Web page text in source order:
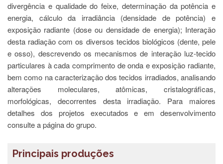
Comissão
de
Pós-
graduação
Defesas
Diplomas
Disponíveis
Editais
Formulários
Histórico
Normas
divergência e qualidade do feixe, determinação da potência e
energia, cálculo da irradiância (densidade de potência) e
exposição radiante (dose ou densidade de energia); Interação
desta radiação com os diversos tecidos biológicos (dente, pele
e osso), descrevendo os mecanismos de interação luz-tecido
particulares à cada comprimento de onda e exposição radiante,
bem como na caracterização dos tecidos irradiados, analisando
alterações moleculares, atômicas, cristalográficas,
morfológicas, decorrentes desta irradiação. Para maiores
detalhes dos projetos executados e em desenvolvimento
consulte a página do grupo.
Principais produções